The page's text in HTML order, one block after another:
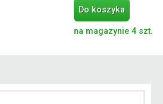
Do koszyka
na magazynie 4 szt.